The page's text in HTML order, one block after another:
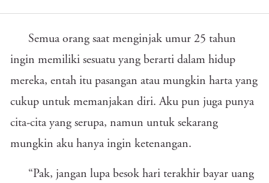
Semua orang saat menginjak umur 25 tahun
ingin memiliki sesuatu yang berarti dalam hidup
mereka, entah itu pasangan atau mungkin harta yang
cukup untuk memanjakan diri. Aku pun juga punya
cita-cita yang serupa, namun untuk sekarang
mungkin aku hanya ingin ketenangan.
“Pak, jangan lupa besok hari terakhir bayar uang